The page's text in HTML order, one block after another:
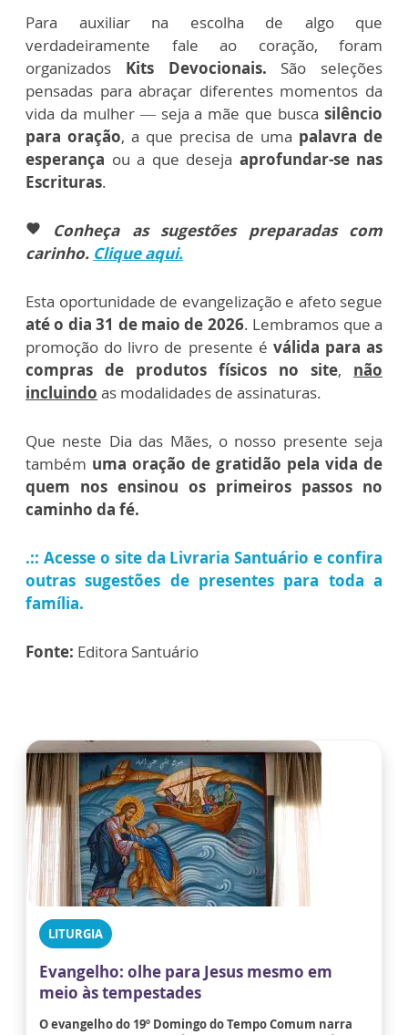
Para auxiliar na escolha de algo que
verdadeiramente fale ao coração, foram
organizados Kits Devocionais. São seleções
pensadas para abraçar diferentes momentos da
vida da mulher — seja a mãe que busca silêncio
para oração, a que precisa de uma palavra de
esperança ou a que deseja aprofundar-se nas
Escrituras.
favorite
Conheça as sugestões preparadas com
carinho. Clique aqui.
Esta oportunidade de evangelização e afeto segue
até o dia 31 de maio de 2026. Lembramos que a
promoção do livro de presente é válida para as
compras de produtos físicos no site, não
incluindo as modalidades de assinaturas.
Que neste Dia das Mães, o nosso presente seja
também uma oração de gratidão pela vida de
quem nos ensinou os primeiros passos no
caminho da fé.
.:: Acesse o site da Livraria Santuário e confira
outras sugestões de presentes para toda a
família.
Fonte: Editora Santuário
LITURGIA
Evangelho: olhe para Jesus mesmo em
meio às tempestades
O evangelho do 19º Domingo do Tempo Comum narra